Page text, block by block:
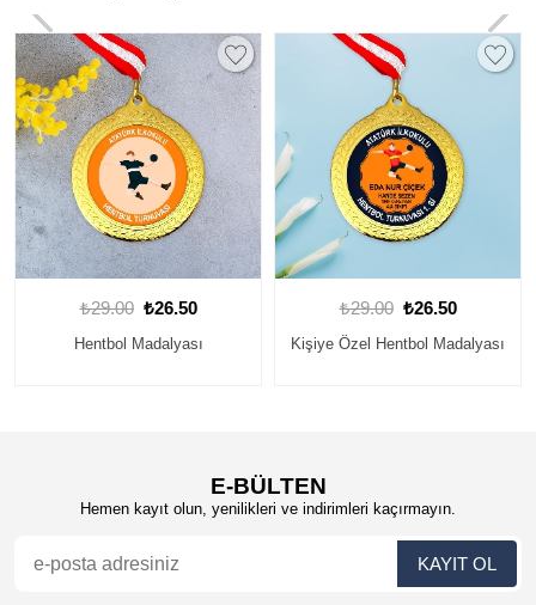
₺29.00 ₺26.50
Kişiye Özel Hentbol Madalyası
₺29.00 ₺26.50
Hentbol Madalyası
E-BÜLTEN
Hemen kayıt olun, yenilikleri ve indirimleri kaçırmayın.